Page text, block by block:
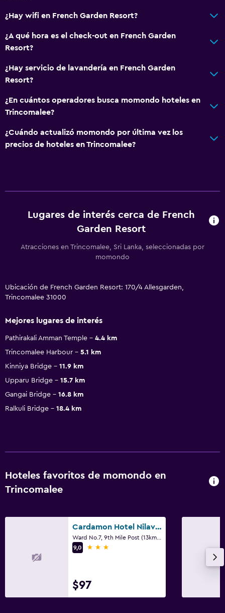
¿Hay wifi en French Garden Resort?
¿A qué hora es el check-out en French Garden
Resort?
¿Hay servicio de lavandería en French Garden
Resort?
¿En cuántos operadores busca momondo hoteles en
Trincomalee?
¿Cuándo actualizó momondo por última vez los
precios de hoteles en Trincomalee?
Lugares de interés cerca de French
Garden Resort
Atracciones en Trincomalee, Sri Lanka, seleccionadas por
momondo
Ubicación de French Garden Resort: 170/4 Allesgarden,
Trincomalee 31000
Mejores lugares de interés
Pathirakali Amman Temple
4.4 km
Trincomalee Harbour
5.1 km
Kinniya Bridge
11.9 km
Upparu Bridge
15.7 km
Gangai Bridge
16.8 km
Ralkuli Bridge
18.4 km
Hoteles favoritos de momondo en
Trincomalee
Cardamon Hotel Nilaveli
9,0
3 estrellas
$97